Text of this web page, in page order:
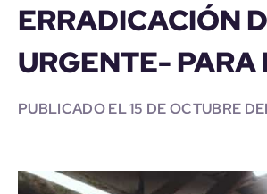
ERRADICACIÓN
URGENTE-
PUBLICADO EL15 DE OCTUBRE